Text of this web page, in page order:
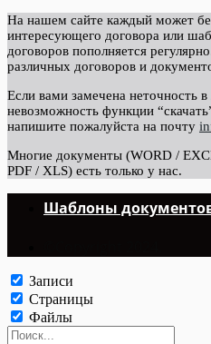
На нашем сайте каждый может
интересующего договора или
договоров пополняется
различных договоров и
Если вами замечена неточность
невозможность функции
напишите пожалуйста на почту
Многие документы (WORD /
PDF / XLS) есть только у нас.
Шаблоны
Записи
Страницы
Файлы